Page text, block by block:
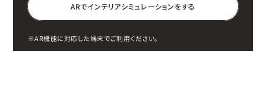
ARでインテリアシミュレーションをする
※AR機能に対応した端末でご利用ください。